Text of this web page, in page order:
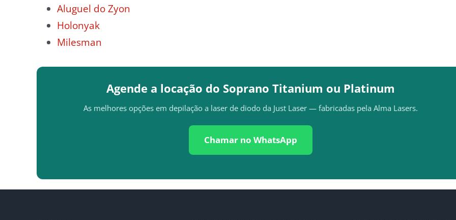
Aluguel do Zyon
Holonyak
Milesman
Agende a locação do Soprano Titanium ou Platinum
As melhores opções em depilação a laser de diodo da Just Laser — fabricadas pela Alma Lasers.
Chamar no WhatsApp